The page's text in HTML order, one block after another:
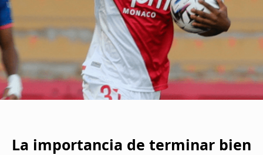
La importancia de terminar bien